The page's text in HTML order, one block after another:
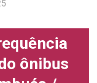
ônibus